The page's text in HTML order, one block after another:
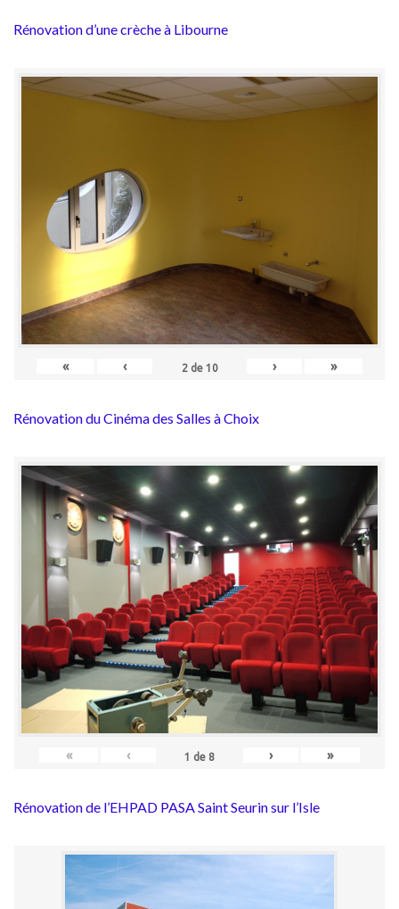
Rénovation d’une crèche à Libourne
« ‹ 2de 10 › »
Rénovation du Cinéma des Salles à Choix
« ‹ 1 de 8 › »
Rénovation de l’EHPAD PASA Saint Seurin sur l’Isle